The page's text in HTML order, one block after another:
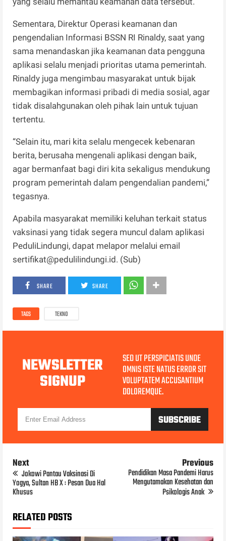
Sementara, Direktur Operasi keamanan dan
pengendalian Informasi BSSN RI Rinaldy, saat yang
sama menandaskan jika keamanan data pengguna
aplikasi selalu menjadi prioritas utama pemerintah.
Rinaldy juga mengimbau masyarakat untuk bijak
membagikan informasi pribadi di media sosial, agar
tidak disalahgunakan oleh pihak lain untuk tujuan
tertentu.
“Selain itu, mari kita selalu mengecek kebenaran
berita, berusaha mengenali aplikasi dengan baik,
agar bermanfaat bagi diri kita sekaligus mendukung
program pemerintah dalam pengendalian pandemi,”
tegasnya.
Apabila masyarakat memiliki keluhan terkait status
vaksinasi yang tidak segera muncul dalam aplikasi
PeduliLindungi, dapat melapor melalui email
sertifikat@pedulilindungi.id. (Sub)
SHARE SHARE
TAGS TEKNO
NEWSLETTER
SIGNUP
SED UT PERSPICIATIS UNDE
OMNIS ISTE NATUS ERROR SIT
VOLUPTATEM ACCUSANTIUM
DOLOREMQUE.
Next
Jokowi Pantau Vaksinasi Di
Yogya, Sultan HB X : Pesan Dua Hal
Khusus
Previous
Pendidikan Masa Pandemi Harus
Mengutamakan Kesehatan dan
Psikologis Anak
RELATED POSTS